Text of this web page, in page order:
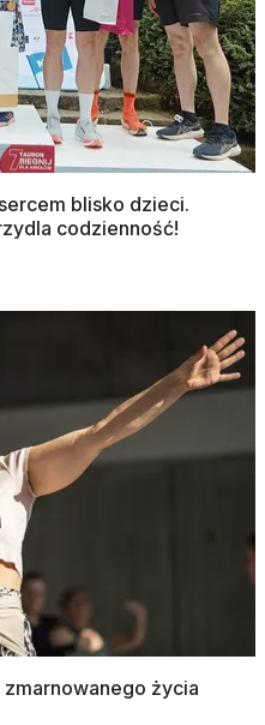
blisko dzieci.
codzienność!
zmarnowanego życia